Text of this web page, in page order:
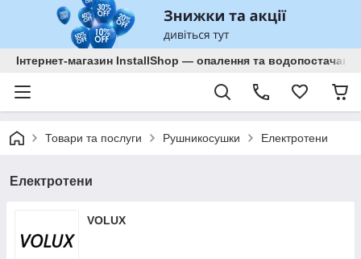
Інтернет-магазин InstallShop — опалення та водопостачання
Товари та послуги Рушникосушки Електротени
Електротени
VOLUX